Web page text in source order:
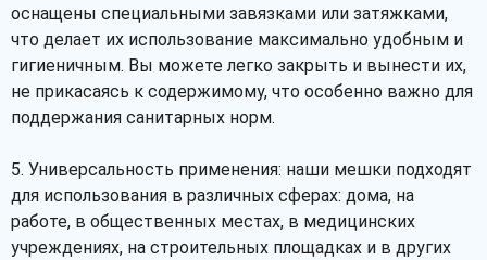
оснащены специальными завязками или затяжками,
что делает их использование максимально удобным и
гигиеничным. Вы можете легко закрыть и вынести их,
не прикасаясь к содержимому, что особенно важно для
поддержания санитарных норм.
5. Универсальность применения: наши мешки подходят
для использования в различных сферах: дома, на
работе, в общественных местах, в медицинских
учреждениях, на строительных площадках и в других